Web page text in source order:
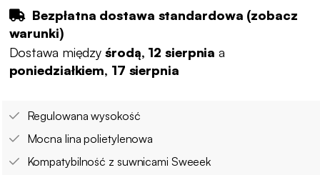
Bezpłatna dostawa standardowa (zobacz
warunki)
Dostawa między środą, 12 sierpnia a
poniedziałkiem, 17 sierpnia
Regulowana wysokość
Mocna lina polietylenowa
Kompatybilność z suwnicami Sweeek